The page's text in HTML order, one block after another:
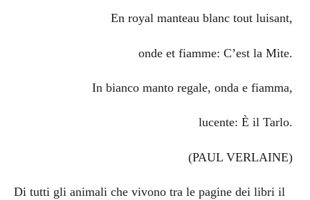
En royal manteau blanc tout luisant,
onde et fiamme: C’est la Mite.
In bianco manto regale, onda e fiamma,
lucente: È il Tarlo.
(PAUL VERLAINE)
Di tutti gli animali che vivono tra le pagine dei libri il